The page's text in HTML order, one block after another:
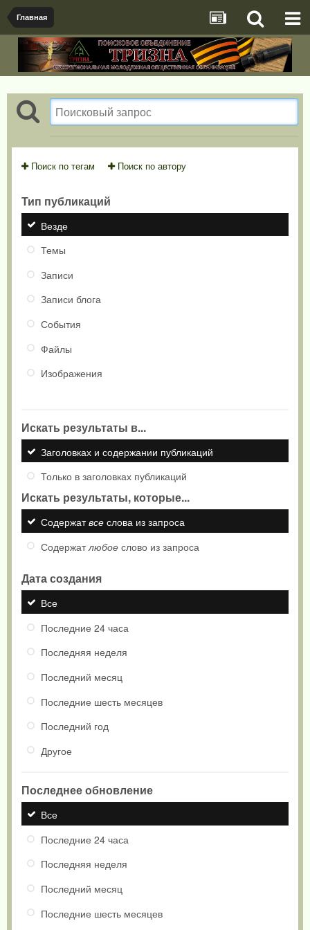
Главная
Поиск по тегам Поиск по автору
Тип публикаций
Везде
Темы
Записи
Записи блога
События
Файлы
Изображения
Искать результаты в...
Заголовках и содержании публикаций
Только в заголовках публикаций
Искать результаты, которые...
Содержатвсе слова из запроса
Содержатлюбое слово из запроса
Дата создания
Все
Последние 24 часа
Последняя неделя
Последний месяц
Последние шесть месяцев
Последний год
Другое
Последнее обновление
Все
Последние 24 часа
Последняя неделя
Последний месяц
Последние шесть месяцев